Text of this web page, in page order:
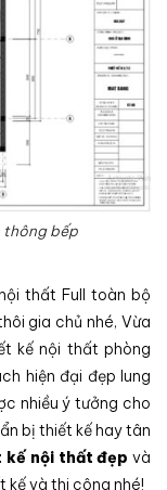
thông bếp
thất Full toàn bộ
gia chủ nhé, Vừa
kế nội thất phòng
hiện đại đẹp lung
nhiều ý tưởng cho
bị thiết kế hay tân
kế nội thất đẹp và
kế và thi công nhé!